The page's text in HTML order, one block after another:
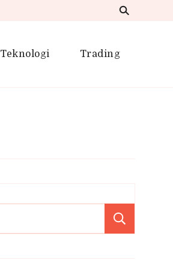
Teknologi Trading